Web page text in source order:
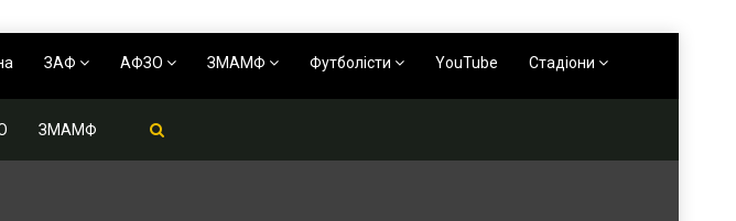
ЗАФ АФЗО ЗМАМФ Футболісти YouTube Стадіони
ЗМАМФ